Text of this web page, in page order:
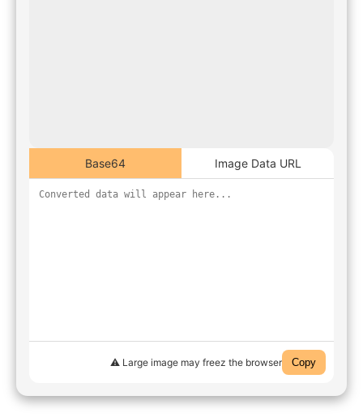
Base64 Image Data URL
⚠️ Large image may freez the browser Copy